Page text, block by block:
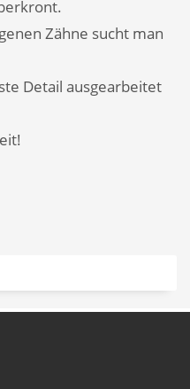
Zähne sucht man
Detail ausgearbeitet